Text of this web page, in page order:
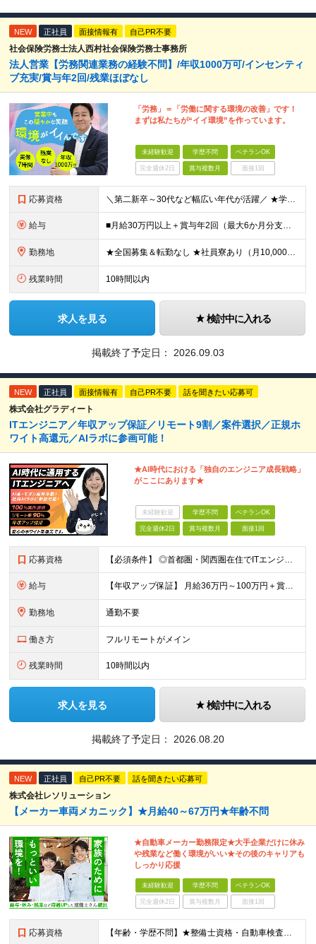
NEW 正社員 面接情報有 自己PR不要
社会保険労務士法人西村社会保険労務士事務所
法人営業【労務関連業務の経験不問】/年収1000万可/インセンティ
ブ充実/賞与年2回/残業ほぼなし
「労務」＝「労働に関する環境の改善」です！
まずは私たちが“イイ環境”を作っています。
未経験歓迎 学歴不問 ベテランOK
完全週休2日 賞与複数月 面接1回
応募資格 ＼第二新卒～30代など幅広い年代が活躍／ ★学歴不問 ★第二新卒歓迎 社会保険や労務の知識は必要ありません。 業界未経験からスタートできます！ ＼優遇します！／ ★何かしらの営業経験をお持ちの方（
給与 ■月給30万円以上＋賞与年2回（最大6か月分支給実績あり）＋インセンティブ ★インセンティブ毎月支給 └最大で30～65万円を獲得する社員も └入社5年未満の社員の月平均インセンティブ15万円 ★社
勤務地 ★全国募集＆転勤なし ★社員寮あり（月10,000円～） ※勤務地による ★直行直帰OK ★車・自転車・バイク通勤OK ※一部事務所 【北海道・東北】 札幌事務所、仙台事務所 【関東】 大宮事務所
残業時間 10時間以内
求人を見る 検討中に入れる
掲載終了予定日： 2026.09.03
NEW 正社員 面接情報有 自己PR不要 話を聞きたい応募可
株式会社グラディート
ITエンジニア／年収アップ保証／リモート9割／案件選択／正規ホ
ワイト高還元／AIラボに参画可能！
★AI時代における「独自のエンジニア成⻑戦略」
がここにあります★
未経験歓迎 学歴不問 ベテランOK
完全週休2日 賞与複数月 面接1回
応募資格 【必須条件】 ◎首都圏・関西圏在住でITエンジニアとしての実務経験が3年以上ある⽅（開発・インフラいずれも歓迎） →首都圏（東京、神奈川、千葉、埼玉）、関西圏（大阪、兵庫、京都）在住のITエンジニア採
給与 【年収アップ保証】 月給36万円～100万円＋賞与（年3回）＋諸手当 ◆想定年収432万円〜1200万円(経験・スキルを考慮し決定) ※年収アップ保証付帯 ◆基本給には⽉20時間分の固定残業代(31,
勤務地 通勤不要
働き方 フルリモートがメイン
残業時間 10時間以内
求人を見る 検討中に入れる
掲載終了予定日： 2026.08.20
NEW 正社員 自己PR不要 話を聞きたい応募可
株式会社レソリューション
【メーカー車両メカニック】★月給40～67万円★年齢不問
★自動車メーカー勤務限定★大手企業だけに休み
や残業など働く環境がいい★その後のキャリアも
しっかり応援
未経験歓迎 学歴不問 ベテランOK
完全週休2日 賞与複数月 面接1回
応募資格 【年齢・学歴不問】★整備士資格・自動車検査員資格をお持ちの方★既卒者・第二新卒・実務未経験者も歓迎！ ■自動車整備士資格または自動車検査員資格の保有者。 ※実務経験不問 ◎経験や資格を活かしてキャリ